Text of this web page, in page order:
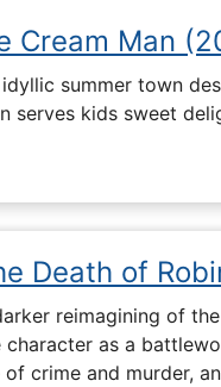
Cream Man
summer town
serves kids sweet
Death of
reimagining of
character as a
of crime and murder,